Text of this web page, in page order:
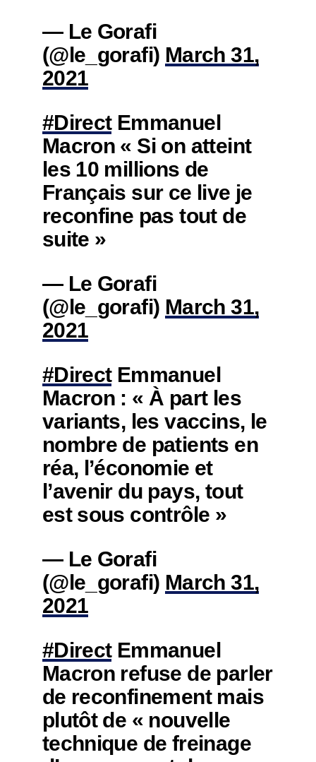
— Le Gorafi
(@le_gorafi) March 31,
2021
#DirectEmmanuel
Macron « Si on atteint
les 10 millions de
Français sur ce live je
reconfine pas tout de
suite »
— Le Gorafi
(@le_gorafi) March 31,
2021
#DirectEmmanuel
Macron : « À part les
variants, les vaccins, le
nombre de patients en
réa, l’économie et
l’avenir du pays, tout
est sous contrôle »
— Le Gorafi
(@le_gorafi) March 31,
2021
#DirectEmmanuel
Macron refuse de parler
de reconfinement mais
plutôt de « nouvelle
technique de freinage